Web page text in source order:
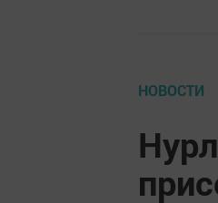
НОВОСТИ